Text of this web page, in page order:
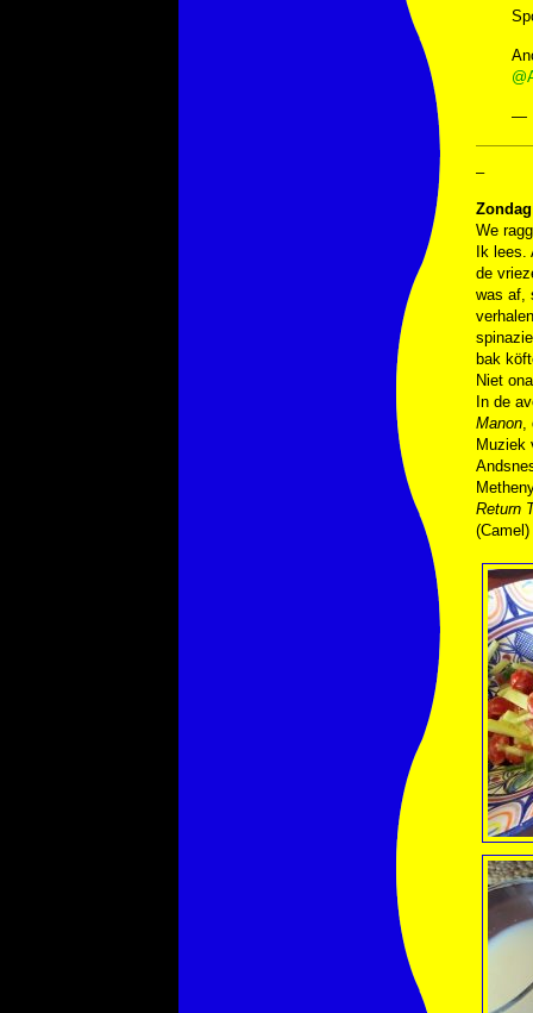
—
–
We
Ik
de
was af,
bak
Niet
In de
Manon,
Muziek
Return
(Camel)